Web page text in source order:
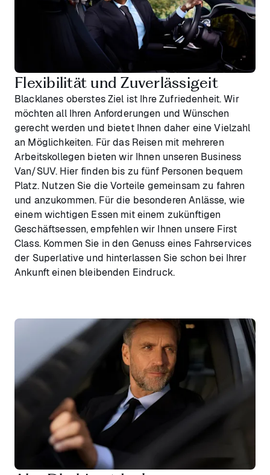
Flexibilität und Zuverlässigeit
Blacklanes oberstes Ziel ist Ihre Zufriedenheit. Wir
möchten all Ihren Anforderungen und Wünschen
gerecht werden und bietet Ihnen daher eine Vielzahl
an Möglichkeiten. Für das Reisen mit mehreren
Arbeitskollegen bieten wir Ihnen unseren Business
Van/SUV. Hier finden bis zu fünf Personen bequem
Platz. Nutzen Sie die Vorteile gemeinsam zu fahren
und anzukommen. Für die besonderen Anlässe, wie
einem wichtigen Essen mit einem zukünftigen
Geschäftsessen, empfehlen wir Ihnen unsere First
Class. Kommen Sie in den Genuss eines Fahrservices
der Superlative und hinterlassen Sie schon bei Ihrer
Ankunft einen bleibenden Eindruck.